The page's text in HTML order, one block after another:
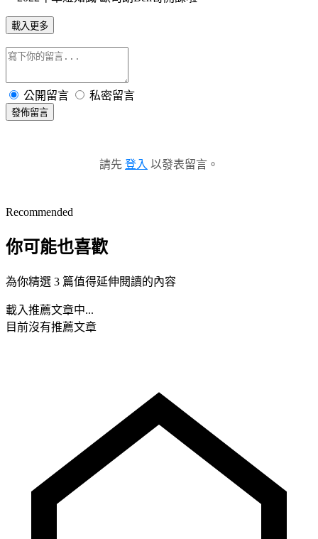
載入更多
公開留言 私密留言
發佈留言
請先 登入 以發表留言。
Recommended
你可能也喜歡
為你精選 3 篇值得延伸閱讀的內容
載入推薦文章中...
目前沒有推薦文章